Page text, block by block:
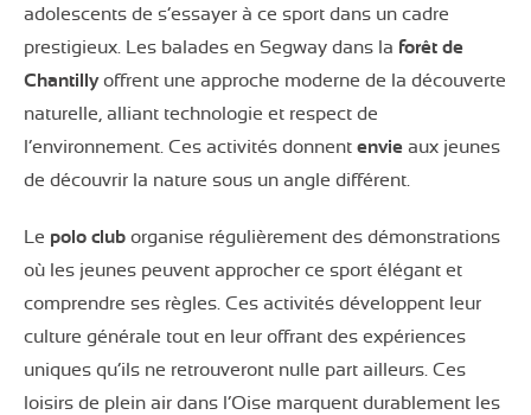
adolescents de s’essayer à ce sport dans un cadre
prestigieux. Les balades en Segway dans la forêt de
Chantillyoffrent une approche moderne de la découverte
naturelle, alliant technologie et respect de
l’environnement. Ces activités donnent envie aux jeunes
de découvrir la nature sous un angle différent.
Le polo club organise régulièrement des démonstrations
où les jeunes peuvent approcher ce sport élégant et
comprendre ses règles. Ces activités développent leur
culture générale tout en leur offrant des expériences
uniques qu’ils ne retrouveront nulle part ailleurs. Ces
loisirs de plein air dans l’Oise marquent durablement les